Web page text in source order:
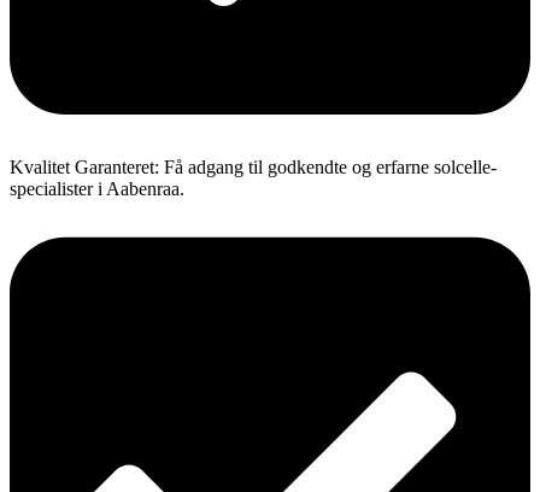
Kvalitet Garanteret: Få adgang til godkendte og erfarne solcelle-
specialister i Aabenraa.